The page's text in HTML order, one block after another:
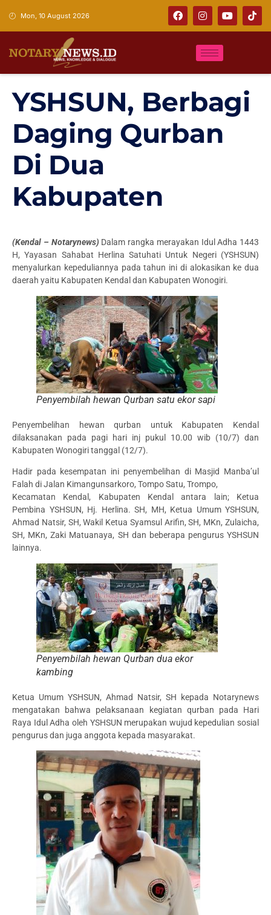
Mon, 10 August 2026
YSHSUN, Berbagi
Daging Qurban
Di Dua
Kabupaten
(Kendal – Notarynews) Dalam rangka merayakan Idul Adha 1443
H, Yayasan Sahabat Herlina Satuhati Untuk Negeri (YSHSUN)
menyalurkan kepeduliannya pada tahun ini di alokasikan ke dua
daerah yaitu Kabupaten Kendal dan Kabupaten Wonogiri.
Penyembilah hewan Qurban satu ekor sapi
Penyembelihan hewan qurban untuk Kabupaten Kendal
dilaksanakan pada pagi hari inj pukul 10.00 wib (10/7) dan
Kabupaten Wonogiri tanggal (12/7).
Hadir pada kesempatan ini penyembelihan di Masjid Manba’ul
Falah di Jalan Kimangunsarkoro, Tompo Satu, Trompo,
Kecamatan Kendal, Kabupaten Kendal antara lain; Ketua
Pembina YSHSUN, Hj. Herlina. SH, MH, Ketua Umum YSHSUN,
Ahmad Natsir, SH, Wakil Ketua Syamsul Arifin, SH, MKn, Zulaicha,
SH, MKn, Zaki Matuanaya, SH dan beberapa pengurus YSHSUN
lainnya.
Penyembilah hewan Qurban dua ekor
kambing
Ketua Umum YSHSUN, Ahmad Natsir, SH kepada Notarynews
mengatakan bahwa pelaksanaan kegiatan qurban pada Hari
Raya Idul Adha oleh YSHSUN merupakan wujud kepedulian sosial
pengurus dan juga anggota kepada masyarakat.